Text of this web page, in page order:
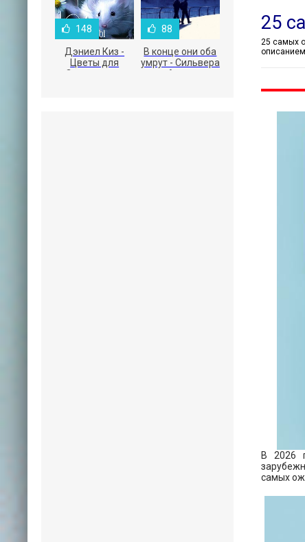
25
25 самых ожидаемых книг 2026 года -
В 2026
самых
148
Дэниел Киз -
Цветы для
Элджернона
88
В конце они оба
умрут - Сильвера
Адам